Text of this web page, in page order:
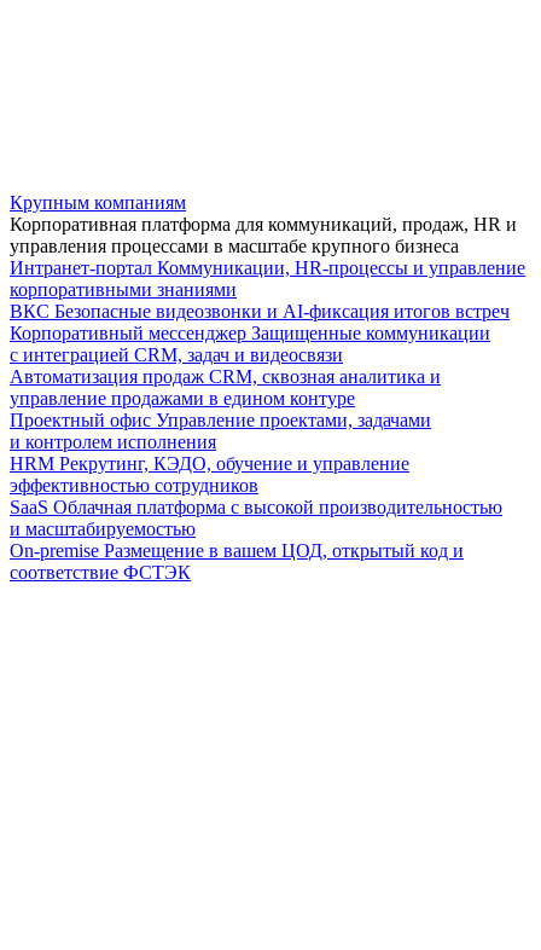
Крупным компаниям
Корпоративная платформа для коммуникаций, продаж, HR и
управления процессами в масштабе крупного бизнеса
Интранет-портал Коммуникации, HR-процессы и управление
корпоративными знаниями
ВКС Безопасные видеозвонки и AI-фиксация итогов встреч
Корпоративный мессенджер Защищенные коммуникации
с интеграцией CRM, задач и видеосвязи
Автоматизация продаж CRM, сквозная аналитика и
управление продажами в едином контуре
Проектный офис Управление проектами, задачами
и контролем исполнения
HRM Рекрутинг, КЭДО, обучение и управление
эффективностью сотрудников
SaaS Облачная платформа с высокой производительностью
и масштабируемостью
On-premise Размещение в вашем ЦОД, открытый код и
соответствие ФСТЭК